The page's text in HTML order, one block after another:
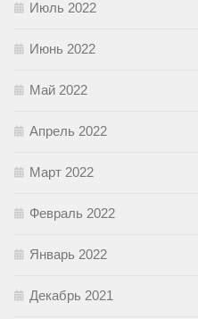
Июль 2022
Июнь 2022
Май 2022
Апрель 2022
Март 2022
Февраль 2022
Январь 2022
Декабрь 2021